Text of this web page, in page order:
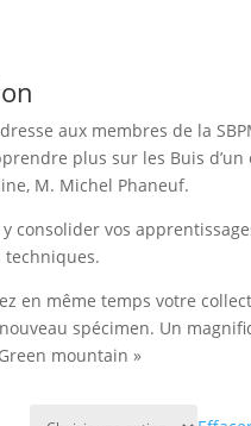
aux membres de la
plus sur les Buis d’un
M. Michel Phaneuf.
consolider vos
techniques.
en même temps votre
spécimen. Un
mountain »